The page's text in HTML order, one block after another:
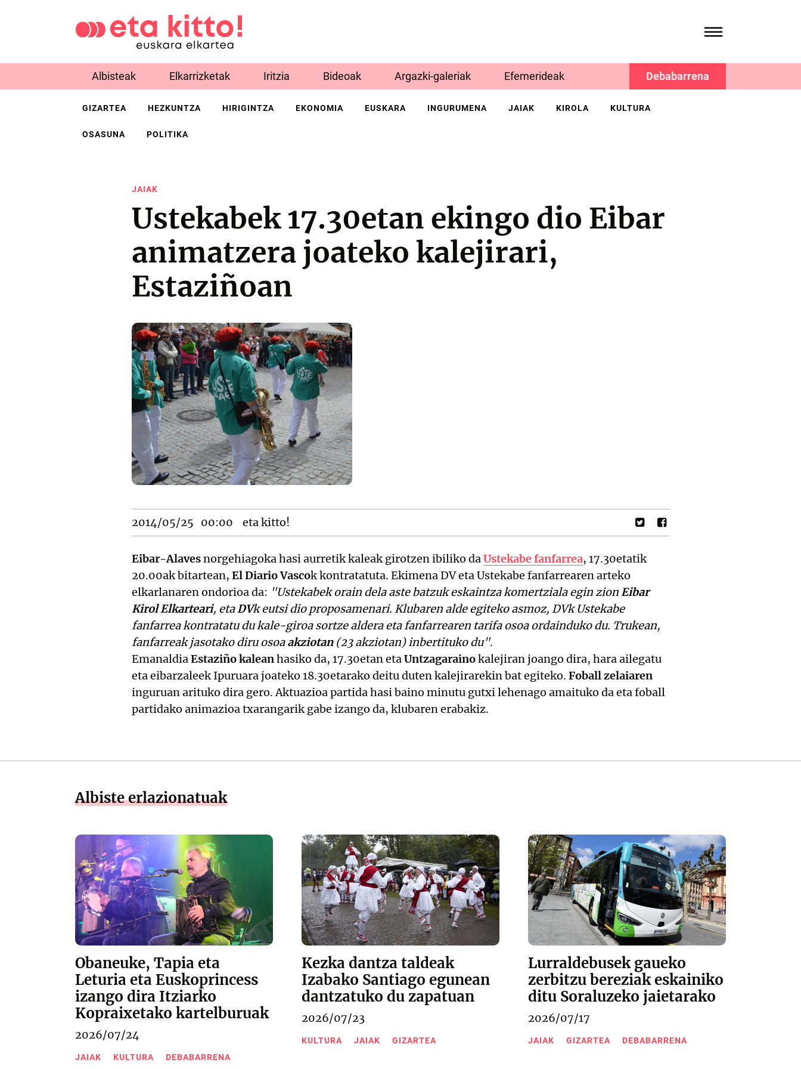
Albisteak Elkarrizketak Iritzia Bideoak Argazki-galeriak Efemerideak Debabarrena
GIZARTEA HEZKUNTZA HIRIGINTZA EKONOMIA EUSKARA INGURUMENA JAIAK KIROLA KULTURA
OSASUNA POLITIKA
JAIAK
Ustekabek 17.30etan ekingo dio Eibar
animatzera joateko kalejirari,
Estaziñoan
2014/05/25 00:00 eta kitto!
Eibar-Alavesnorgehiagoka hasi aurretik kaleak girotzen ibiliko daUstekabe fanfarrea, 17.30etatik
20.00ak bitartean, El Diario Vascok kontratatuta. Ekimena DV eta Ustekabe fanfarrearen arteko
elkarlanaren ondorioa da: "Ustekabek orain dela aste batzuk eskaintza komertziala egin zionEibar
Kirol Elkarteari, etaDVk eutsi dio proposamenari. Klubaren alde egiteko asmoz, DVk Ustekabe
fanfarrea kontratatu du kale-giroa sortze aldera eta fanfarrearen tarifa osoa ordainduko du. Trukean,
fanfarreak jasotako diru osoaakziotan(23 akziotan) inbertituko du".
EmanaldiaEstaziño kaleanhasiko da, 17.30etan etaUntzagarainokalejiran joango dira, hara ailegatu
eta eibarzaleek Ipuruara joateko 18.30etarako deitu duten kalejirarekin bat egiteko. Foball zelaiaren
inguruan arituko dira gero. Aktuazioa partida hasi baino minutu gutxi lehenago amaituko da eta foball
partidako animazioa txarangarik gabe izango da, klubaren erabakiz.
Albiste erlazionatuak
Obaneuke, Tapia eta
Leturia eta Euskoprincess
izango dira Itziarko
Kopraixetako kartelburuak
2026/07/24
JAIAK KULTURA DEBABARRENA
Kezka dantza taldeak
Izabako Santiago egunean
dantzatuko du zapatuan
2026/07/23
KULTURA JAIAK GIZARTEA
Lurraldebusek gaueko
zerbitzu bereziak eskainiko
ditu Soraluzeko jaietarako
2026/07/17
JAIAK GIZARTEA DEBABARRENA